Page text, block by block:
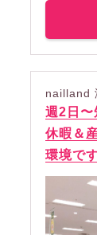
nailland
週2日〜
休暇＆
環境で